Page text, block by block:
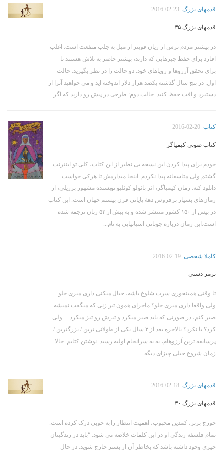
قدمهای بزرگ 2016-02-23
قدمهای بزرگ ۳۵
در بیشتر مردم ترس از زیان قویتر از میل به جلب منفعت است. اغلب
افارد برای حفظ چیزهایی که دارند، بیشتر حاضر به تلاش هستند تا
برای تحقق آرزوها و رویاهای خود. دو حالت را در نظر بگیرید: حالت
اول: در پنج سال گذشته یکصد هزار دلار اندوخته اید و می خواهید آنرا از
دستبرد و آفت حفظ کنید. حالت دوم: طرحی در پیش رو دارید که اگر...
کتاب 2016-02-20
کتاب صوتی کیمیاگر
خودم برای پیدا کردن این نسخه بی نظیر از این کتاب، کلی تو اینترنت
گشتم ولی متاسفانه پیدا نکردم. اینجا میذارمش تا هرکی خواست
دانلود کنه. رمان کیمیاگر، اثر پائولو کوئلیو نویسنده مشهور برزیلی، از
رمان‌های بسیار پرفروش دههٔ پایانی قرن بیستم جهان است. این کتاب
در بیش از ۱۵۰ کشور منتشر شده و به بیش از ۵۲ زبان ترجمه شده
است.این رمان درباره چوپانی اسپانیایی به نام...
کاملا شخصی 2016-02-19
ترمز دستی
تا وقتی همینجوری سرت شلوغ باشه، خیال میکنی داری میری جلو…
ولی واقعا داری میری جلو؟ ماجرای همون تبر زنی که میگفت نمیشه
صبر کنم، در صورتی که باید صبر میکرد و تبرش رو تیز میکرد… ولی
کرد؟ یا نکرد؟ بالاخره بعد از ۲ سال یکی از طولانی ترین / بزرگترین /
پرسابقه ترین آرزوهام، به یه سرانجام اولیه رسید. نوشتن کتابم. حالا
زمان شروع خیلی چیزای دیگه...
قدمهای بزرگ 2016-02-18
قدمهای بزرگ ۳۰
جورج برنز، کمدین محبوب، اهمیت انتظار را به خوبی درک کرده است.
تمام فلسفه زندگی او در این کلمات خلاصه می شود: “باید در زندگیتان
چیزی وجود داشته باشد که بخاطر آن از بستر خارج شوید. در حال